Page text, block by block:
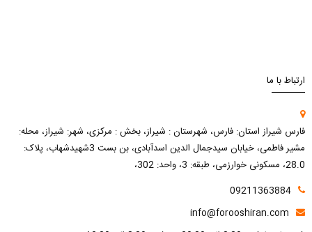
ارتباط با ما
فارس شیراز استان: فارس، شهرستان : شیراز، بخش : مرکزی، شهر: شیراز، محله:
مشیر فاطمی، خیابان سیدجمال الدین اسدآبادی، بن بست 3شهیدشهاب، پلاک:
28.0، مسکونی خوارزمی، طبقه: 3، واحد: 302،
09211363884
info@forooshiran.com